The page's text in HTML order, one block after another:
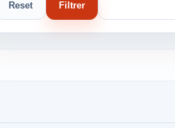
Filtrer
Reset